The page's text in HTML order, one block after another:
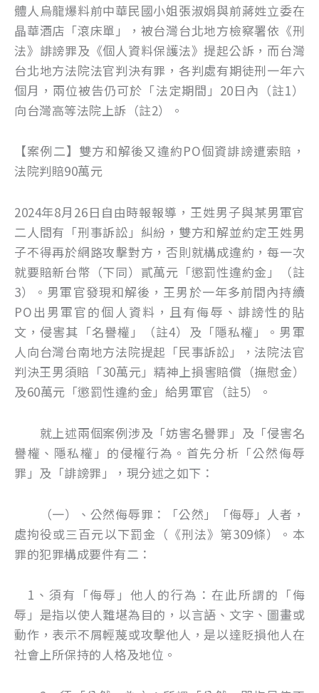
體人烏龍爆料前中華民國小姐張淑娟與前蔣姓立委在
晶華酒店「滾床單」，被台灣台北地方檢察署依《刑
法》誹謗罪及《個人資料保護法》提起公訴，而台灣
台北地方法院法官判決有罪，各判處有期徒刑一年六
個月，兩位被告仍可於「法定期間」20日內（註1）
向台灣高等法院上訴（註2）。
【案例二】雙方和解後又違約PO個資誹謗遭索賠，
法院判賠90萬元
2024年8月26日自由時報報導，王姓男子與某男軍官
二人間有「刑事訴訟」糾紛，雙方和解並約定王姓男
子不得再於網路攻擊對方，否則就構成違約，每一次
就要賠新台幣（下同）貳萬元「懲罰性違約金」（註
3）。男軍官發現和解後，王男於一年多前間內持續
PO出男軍官的個人資料，且有侮辱、誹謗性的貼
文，侵害其「名譽權」（註4）及「隱私權」。男軍
人向台灣台南地方法院提起「民事訴訟」，法院法官
判決王男須賠「30萬元」精神上損害賠償（撫慰金）
及60萬元「懲罰性違約金」給男軍官（註5）。
就上述兩個案例涉及「妨害名譽罪」及「侵害名
譽權、隱私權」的侵權行為。首先分析「公然侮辱
罪」及「誹謗罪」，現分述之如下：
（一）、公然侮辱罪：「公然」「侮辱」人者，
處拘役或三百元以下罰金（《刑法》第309條）。本
罪的犯罪構成要件有二：
1、須有「侮辱」他人的行為：在此所謂的「侮
辱」是指以使人難堪為目的，以言語、文字、圖畫或
動作，表示不屑輕蔑或攻擊他人，是以達貶損他人在
社會上所保持的人格及地位。